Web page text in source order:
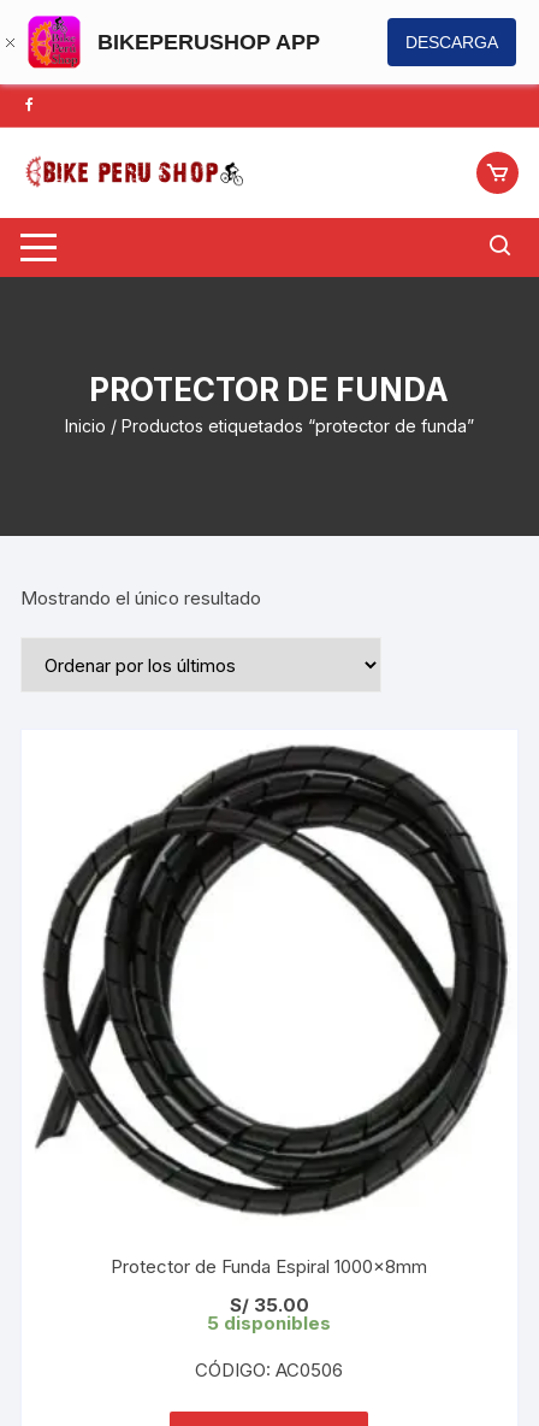
BIKEPERUSHOP APP DESCARGA
Saltar
al
contenido
PROTECTOR DE FUNDA
Inicio / Productos etiquetados “protector de funda”
Mostrando el único resultado
Protector de Funda Espiral 1000x8mm
S/35.00
5 disponibles
CÓDIGO: AC0506